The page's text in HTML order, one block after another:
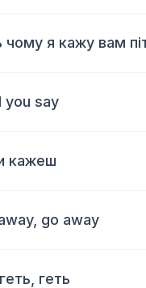
чому я кажу вам
you say
кажеш
go away
геть